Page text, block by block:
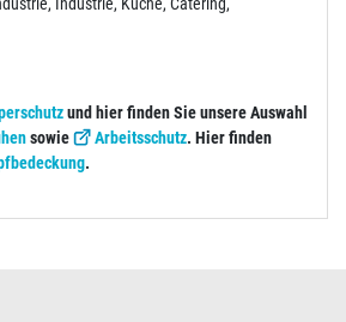
und hier finden Sie unsere Auswahl
sowie Arbeitsschutz. Hier finden
.